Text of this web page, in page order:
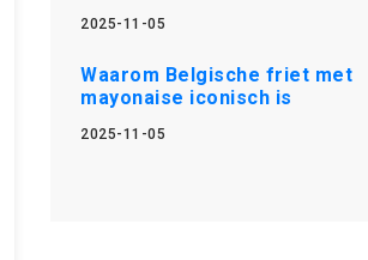
2025-11-05
Waarom Belgische friet met
mayonaise iconisch is
2025-11-05